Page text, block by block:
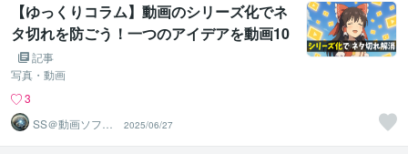
【ゆっくりコラム】動画のシリーズ化でネ
タ切れを防ごう！一つのアイデアを動画10
本に膨らませる方法を解説します
記事
写真・動画
3
SS＠動画ソフト
ウェアエンジニ
ア
2025/06/27